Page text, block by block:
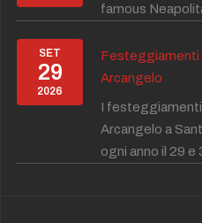
famous
SET
29
2026
Festeggiamenti
Arcangelo
I festeggiamenti
Arcangelo a
ogni anno il 29